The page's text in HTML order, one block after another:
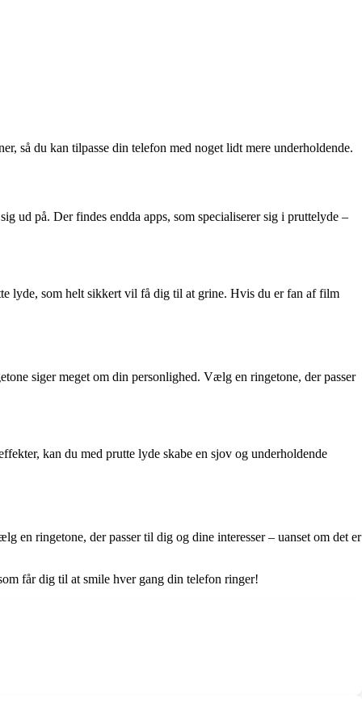
så du kan tilpasse din telefon med noget lidt mere underholdende.
ud på. Der findes endda apps, som specialiserer sig i pruttelyde –
lyde, som helt sikkert vil få dig til at grine. Hvis du er fan af film
siger meget om din personlighed. Vælg en ringetone, der passer
kan du med prutte lyde skabe en sjov og underholdende
en ringetone, der passer til dig og dine interesser – uanset om det er
får dig til at smile hver gang din telefon ringer!